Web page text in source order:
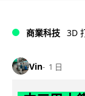
商業科技 3D
Vin 1 日